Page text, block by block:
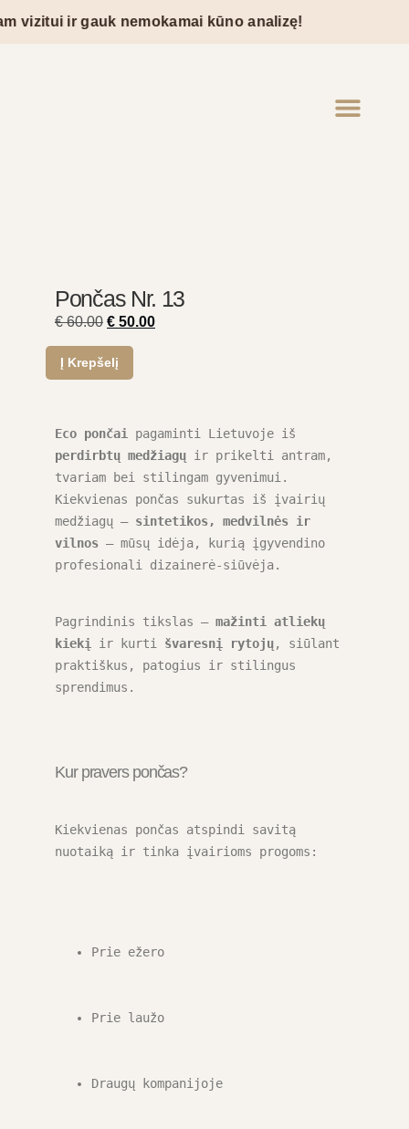
ir gauk nemokamai kūno analizę!
Pončas Nr. 13
€60.00 € 50.00
Į Krepšelį
Eco pončai
perdirbtų medžiagų ir prikelti antram,
tvariam bei stilingam gyvenimui.
Kiekvienas pončas sukurtas iš įvairių
medžiagų – sintetikos, medvilnės ir
vilnos – mūsų idėja, kurią įgyvendino
profesionali dizainerė-siūvėja.
Pagrindinis tikslas – mažinti atliekų
kiekį
ir kurti švaresnį rytojų, siūlant
praktiškus, patogius ir stilingus
sprendimus.
Kur pravers pončas?
Kiekvienas pončas atspindi savitą
nuotaiką ir tinka įvairioms progoms:
Prie ežero
Prie laužo
Draugų kompanijoje